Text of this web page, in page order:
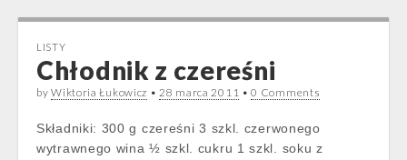
LISTY
Chłodnik z czereśni
byWiktoria Łukowicz •28 marca 2011 •0 Comments
Składniki: 300 g czereśni 3 szkl. czerwonego
wytrawnego wina ½ szkl. cukru 1 szkl. soku z